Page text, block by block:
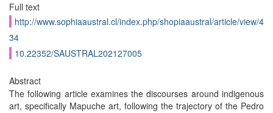
Full text
http://www.sophiaaustral.cl/index.php/shopiaaustral/article/view/4
34
10.22352/SAUSTRAL202127005
Abstract
The following article examines the discourses around indigenous
art, specifically Mapuche art, following the trajectory of the Pedro